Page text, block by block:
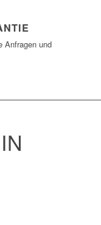
Anfragen und